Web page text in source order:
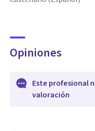
Opiniones
Este profesional
valoración